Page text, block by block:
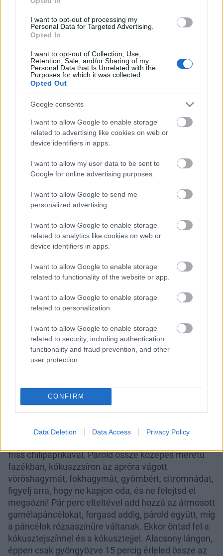
I want to opt-out of processing my
Personal Data for Targeted Advertising.
Opted In
I want to opt-out of Collection, Use,
Retention, Sale, and/or Sharing of my
Personal Data that Is Unrelated with the
Purposes for which it was collected.
Opted Out
Google consents
I want to allow Google to enable storage
related to advertising like cookies on web or
device identifiers in apps.
I want to allow my user data to be sent to
Google for online advertising purposes.
I want to allow Google to send me
personalized advertising.
I want to allow Google to enable storage
related to analytics like cookies on web or
device identifiers in apps.
I want to allow Google to enable storage
related to functionality of the website or app.
I want to allow Google to enable storage
related to personalization.
I want to allow Google to enable storage
related to security, including authentication
functionality and fraud prevention, and other
user protection.
CONFIRM
Data Deletion Data Access Privacy Policy
ananászt vágd apró kockákra, tálald a tányér aljára
akár formázógyűrűbe, ez lesz az ágya a ráktatárnak.
A friss tárkonyt és a metélőhagymát éles késsel
tarisznyarákhússal, sóval, frissen facsart citromlével
és a majonézzel ízlés szerint. Kóstolgasd közben, ne
egyszerre tedd bele az összes ízesítőanyagot, mert
beletenni mindig lehet, de kivenni belőle már nem!
Helyezd a ráktatárt a formázógyűrűbe, az
ananászpépből nyomj a ráktatár tetejére, hogy
szépen egyenletesen befedje, ne legyen túl vastag a
réteg. A kihűlt retekszeleteket a kör sugara mentén
az ananászpép tetején szépen meg fog állni, ha a
hajtás az alján fekszik. A pépből a kelyhek közepébe
Hozzávalók:3-4 darab héjas, közepes méretű
garnéla farok, kiolvasztva, 1 nagy fej apróra vágott
vöröshagyma, 1 gerezd apróra vágott fokhagyma,
20 gramm friss gyömbér, vékonyan szeletelve, 1
liter konzervdobozos kókusztejszín, 2 dl dobozos
cukormentes kókusztej, 200 gramm laskagomba,
nagyobb darabokra tépkedve, 1 kis darab friss chili
paprika, 1 rúd vanília kikapart magja, 1 doboz
mungóbabcsíra, fél kis fej szívsaláta megmosva,
vékony szeletekre vágva, 30 gramm friss koriander
– ízlés szerint, kókuszzsír, olívaolaj, só, bors, 2 egész
hátukon hosszában, mosd meg a páncélt folyó
hideg víz alatt szűrőben, távolítsd el
megtisztított farkakat ízesítsd be egy tálban ízlés
friss chilipaprikával. Párold össze közepes méretű
fazékban, kókuszzsíron az apróra vágott
vöröshagymát, fokhagymát, gyömbért, citromnádat,
figyelj arra, hogy ne kapjon oda, és ne felejtsd el
megsózni! Pár perc elteltével add hozzá az átmosott
garnélapáncélokat, forgasd addig, párold együtt, míg
a páncélok rózsaszínűre váltanak. Ekkor öntsd fel a
kókusztejszínnel és a kókusztejjel. Alacsony lángon,
éppen csak gyöngyözve 15 percig érleled össze az